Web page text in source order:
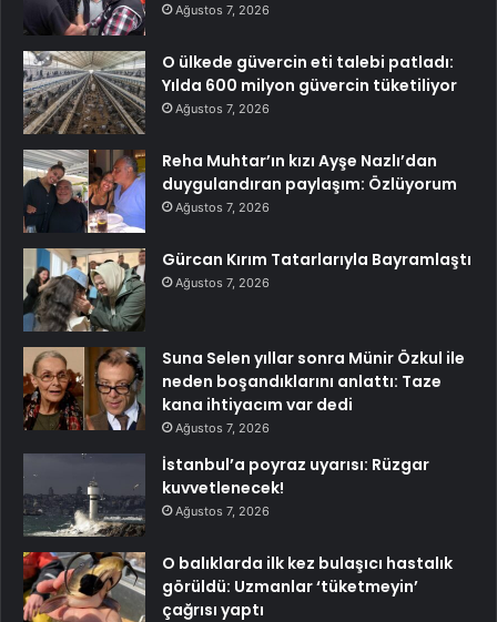
Ağustos 7, 2026
O ülkede güvercin eti talebi patladı:
Yılda 600 milyon güvercin tüketiliyor
Ağustos 7, 2026
Reha Muhtar’ın kızı Ayşe Nazlı’dan
duygulandıran paylaşım: Özlüyorum
Ağustos 7, 2026
Gürcan Kırım Tatarlarıyla Bayramlaştı
Ağustos 7, 2026
Suna Selen yıllar sonra Münir Özkul ile
neden boşandıklarını anlattı: Taze
kana ihtiyacım var dedi
Ağustos 7, 2026
İstanbul’a poyraz uyarısı: Rüzgar
kuvvetlenecek!
Ağustos 7, 2026
O balıklarda ilk kez bulaşıcı hastalık
görüldü: Uzmanlar ‘tüketmeyin’
çağrısı yaptı